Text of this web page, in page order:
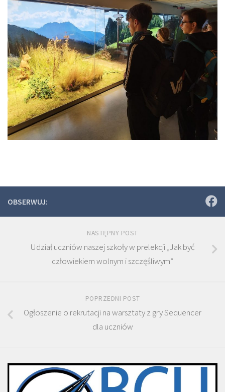
OBSERWUJ:
NASTĘPNY POST
Udział uczniów naszej szkoły w prelekcji „Jak być
człowiekiem wolnym i szczęśliwym”
POPRZEDNI POST
Ogłoszenie o rekrutacji na warsztaty z gry Sequencer
dla uczniów